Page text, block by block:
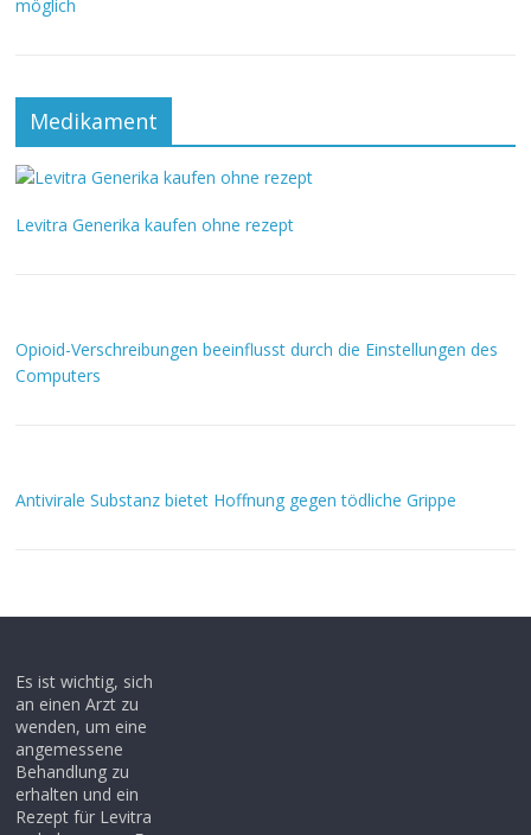
möglich
Medikament
Levitra Generika kaufen ohne rezept
Opioid-Verschreibungen beeinflusst durch die Einstellungen des
Computers
Antivirale Substanz bietet Hoffnung gegen tödliche Grippe
Es ist wichtig, sich
an einen Arzt zu
wenden, um eine
angemessene
Behandlung zu
erhalten und ein
Rezept für Levitra